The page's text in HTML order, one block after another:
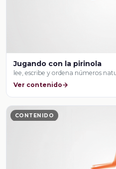
Jugando con la pirinola
lee, escribe y ordena números
Ver contenido
CONTENIDO